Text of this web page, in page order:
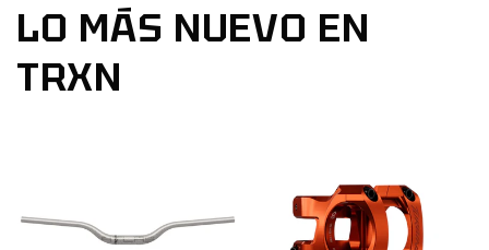
LO MÁS NUEVO EN
TRXN